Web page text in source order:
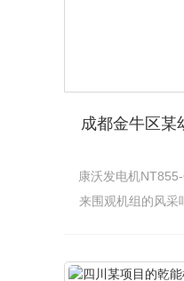
康沃发电机
来围观机组的风采